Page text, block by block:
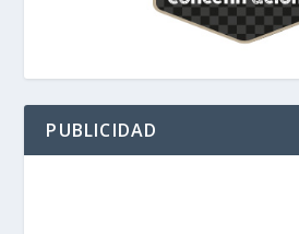
PUBLICIDAD